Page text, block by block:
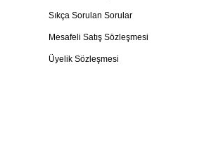
Sıkça Sorulan Sorular
Mesafeli Satış Sözleşmesi
Üyelik Sözleşmesi